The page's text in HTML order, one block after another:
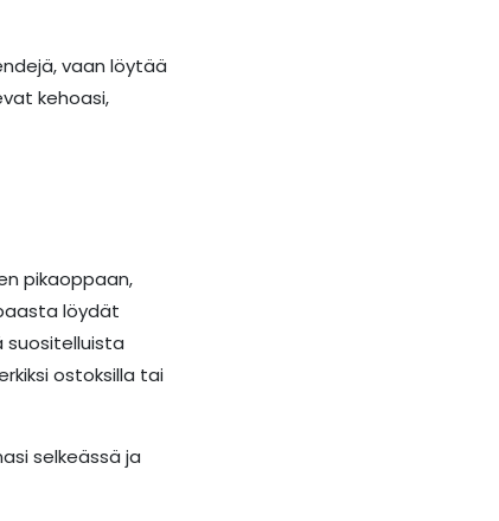
vaan löytää
kehoasi,
pikaoppaan,
löydät
suositelluista
ostoksilla tai
selkeässä ja